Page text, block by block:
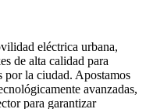
eléctrica urbana,
de alta calidad para
por la ciudad. Apostamos
avanzadas,
para garantizar